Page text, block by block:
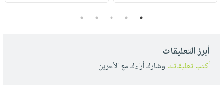
1
2
3
4
5
أبرز التعليقات
أكتب تعليقاتك وشارك أراءك مع الأخرين